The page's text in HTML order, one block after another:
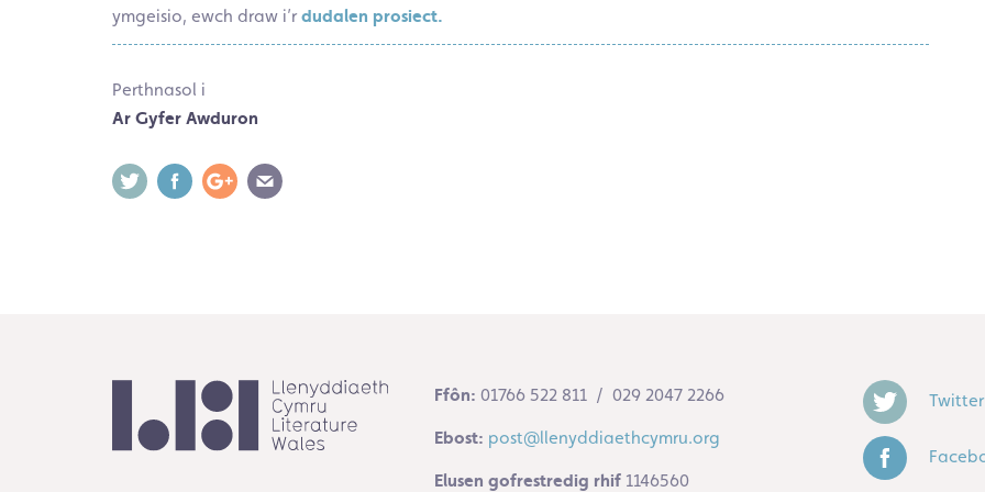
ymgeisio, ewch draw i’r dudalen prosiect.
Perthnasol i
Ar Gyfer Awduron
Ffôn: 01766 522 811 / 029 2047 2266
Ebost: post@llenyddiaethcymru.org
Elusen gofrestredig rhif 1146560
Twitter